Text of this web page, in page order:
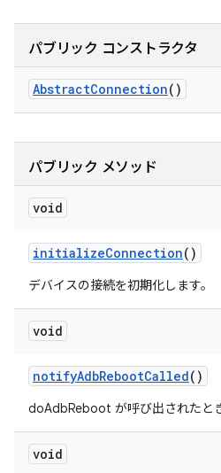
パブリック コンストラクタ
AbstractConnection()
パブリック メソッド
void
initializeConnection()
デバイスの接続を初期化します。
void
notifyAdbRebootCalled()
doAdbReboot が呼び出されたと
void